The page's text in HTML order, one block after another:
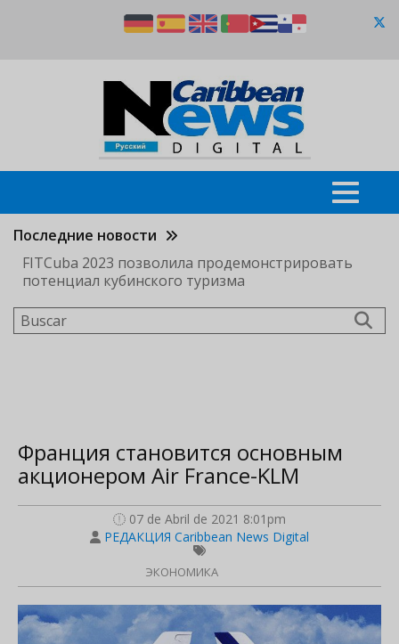
Последние новости
FITCuba 2023 позволила продемонстрировать
потенциал кубинского туризма
Buscar
Франция становится основным
акционером Air France-KLM
07 de Abril de 2021 8:01pm
РЕДАКЦИЯ Caribbean News Digital
ЭКОНОМИКА